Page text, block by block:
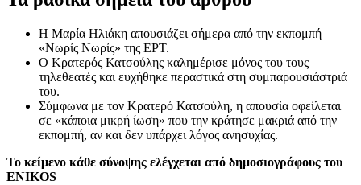
Η Μαρία Ηλιάκη απουσιάζει σήμερα από την εκπομπή
«Νωρίς Νωρίς» της ΕΡΤ.
Ο Κρατερός Κατσούλης καλημέρισε μόνος του τους
τηλεθεατές και ευχήθηκε περαστικά στη συμπαρουσιάστριά
του.
Σύμφωνα με τον Κρατερό Κατσούλη, η απουσία οφείλεται
σε «κάποια μικρή ίωση» που την κράτησε μακριά από την
εκπομπή, αν και δεν υπάρχει λόγος ανησυχίας.
Το κείμενο κάθε σύνοψης ελέγχεται από δημοσιογράφους του
ENIKOS